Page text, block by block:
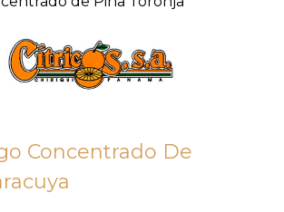
Concentrado De